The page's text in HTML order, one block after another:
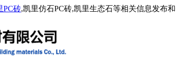
PC砖,凯里仿石PC砖,凯里生态石等相关信息发布